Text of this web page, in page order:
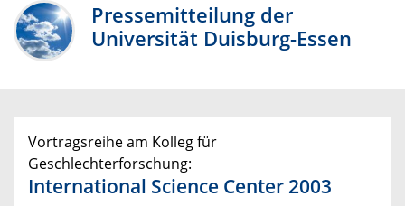
Pressemitteilung der
Universität Duisburg-Essen
Vortragsreihe am Kolleg für
Geschlechterforschung:
International Science Center 2003